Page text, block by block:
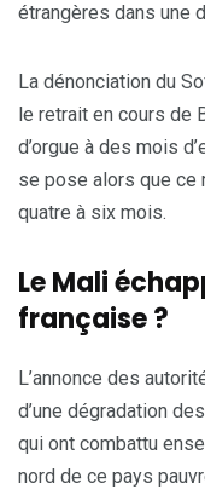
étrangères dans une
La dénonciation du
le retrait en cours de
d’orgue à des mois
se pose alors que ce
quatre à six mois.
Le Mali
française ?
L’annonce des
d’une dégradation
qui ont combattu
nord de ce pays